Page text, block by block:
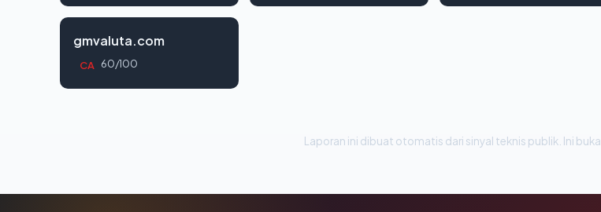
gmvaluta.com
CA 60/100
Laporan ini dibuat otomatis dari sinyal teknis publik. Ini